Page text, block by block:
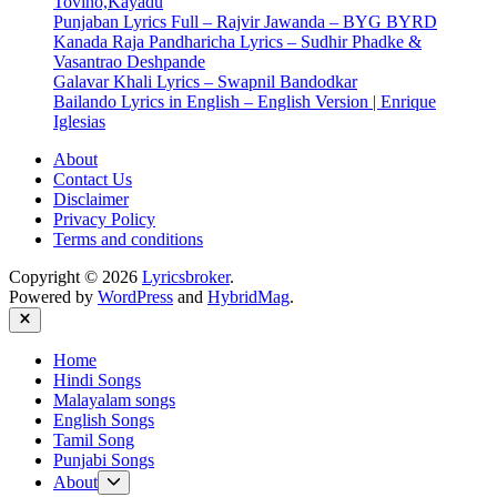
Punjaban Lyrics Full – Rajvir Jawanda – BYG BYRD
Kanada Raja Pandharicha Lyrics – Sudhir Phadke &
Vasantrao Deshpande
Galavar Khali Lyrics – Swapnil Bandodkar
Bailando Lyrics in English – English Version | Enrique
Iglesias
About
Contact Us
Disclaimer
Privacy Policy
Terms and conditions
Copyright © 2026 Lyricsbroker.
Powered by WordPress and HybridMag.
Close
Home
Hindi Songs
Malayalam songs
English Songs
Tamil Song
Punjabi Songs
About